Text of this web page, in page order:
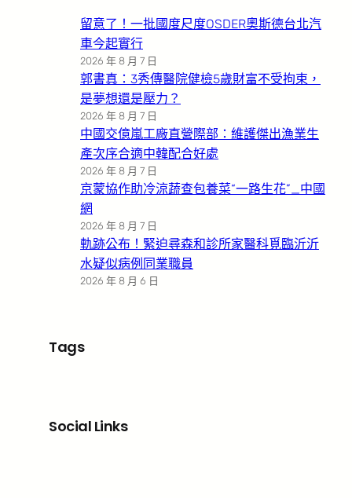
留意了！一批國度尺度OSDER奧斯德台北汽
車今起實行
2026 年 8 月 7 日
郭書真：3秀傳醫院健檢5歲財富不受拘束，
是夢想還是壓力？
2026 年 8 月 7 日
中國交億嵐工廠直營際部：維護傑出漁業生
產次序合適中韓配合好處
2026 年 8 月 7 日
京蒙協作助冷涼蔬查包養菜“一路生花”_中國
網
2026 年 8 月 7 日
軌跡公布！緊迫尋森和診所家醫科覓臨沂沂
水疑似病例同業職員
2026 年 8 月 6 日
Tags
Social Links